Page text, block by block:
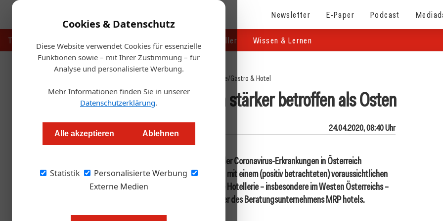
Cookies & Datenschutz
Diese Website verwendet Cookies für essenzielle
Funktionen sowie – mit Ihrer Zustimmung – für
Analyse und personalisierte Werbung.
Mehr Informationen finden Sie in unserer
Datenschutzerklärung.
Alle akzeptieren Ablehnen
Statistik
Personalisierte Werbung
Externe Medien
Newsletter E-Paper Podcast
Touristik Handel & Hersteller Wissen & Lernen
Startseite/Gastro & Hotel
Ferienhotellerie: Westen stärker betroffen als Osten
Redaktion 24.04.2020, 08:40 Uhr
Die offiziellen Zahlen, welche die Entwicklung der Coronavirus-Erkrankungen in Österreich
betrachten, sehen gut aus. Allerdings ist selbst mit einem (positiv betrachteten) voraussichtlichen
Ende der Pandemie in Österreich das Tal für die Hotellerie – insbesondere im Westen Österreichs –
noch lange nicht durchschritten, zeigt ein Papier des Beratungsunternehmens MRP hotels.